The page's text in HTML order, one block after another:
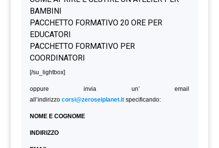
[/su_lightbox]
oppure invia un’ email
all’indirizzo corsi@zeroseiplanet.itspecificando:
NOME E COGNOME
INDIRIZZO